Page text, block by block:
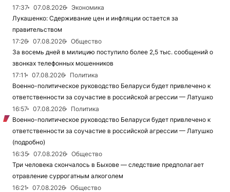
17:37
07.08.2026
Экономика
Лукашенко: Сдерживание цен и инфляции остается за
правительством
17:26
07.08.2026
Общество
За восемь дней в милицию поступило более 2,5 тыс. сообщений о
звонках телефонных мошенников
17:11
07.08.2026
Политика
Военно-политическое руководство Беларуси будет привлечено к
ответственности за соучастие в российской агрессии — Латушко
16:57
07.08.2026
Политика
Военно-политическое руководство Беларуси будет привлечено к
ответственности за соучастие в российской агрессии — Латушко
(подробно)
16:35
07.08.2026
Общество
Три человека скончалось в Быхове — следствие предполагает
отравление суррогатным алкоголем
16:21
07.08.2026
Общество